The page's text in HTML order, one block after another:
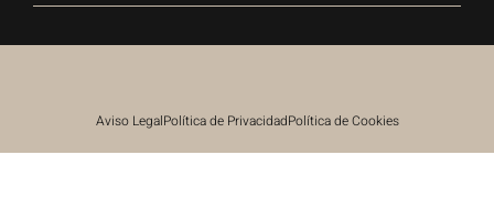
Aviso LegalPolítica de PrivacidadPolítica de Cookies